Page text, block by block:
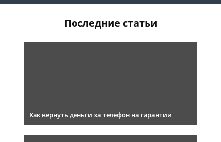
Последние статьи
Как вернуть деньги за телефон на гарантии